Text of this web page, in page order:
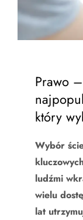
Prawo
który
Wybór
ludźmi
wielu
lat